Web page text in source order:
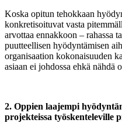
Koska opitun tehokkaan
konkretisoituvat vasta
arvottaa ennakkoon – rahassa
puutteellisen hyödyntämisen
organisaation kokonaisuuden
asiaan ei johdossa ehkä nähdä
2. Oppien laajempi
projekteissa työskenteleville